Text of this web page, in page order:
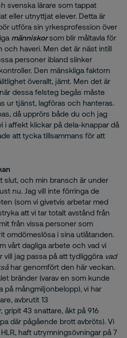
svenska lärare som tappat
eller utnyttjat elever. Detta är
utföra sin yrkesprofession över
människorsom blir måltavla för
och haveri. Men det är näst intill
personer ibland slinker
Den mänskliga faktorn
överallt, jämt. Men det är
dessa felsteg begås måste
ur tjänst, lagföras och hanteras.
då upprörs både du och jag
i affekt klickar på dela-knappar då
att tycka tillsammans för att
slut, och min bransch är under
nu. Jag vill inte förringa de
(som vi givetvis arbetar med
att vi tar totalt avstånd från
från vissa personer som
omdömeslösa i sina utlåtanden.
vårt dagliga arbete och vad vi
vill jag passa på att tydliggöra vad
har genomfört den här veckan.
bränder (varav en som kunde
på mångmiljonbelopp), vi har
avbrutit 13
gripit 43 snattare, åkt på 916
där pågående brott avbröts). Vi
haft utrymningsövningar på 7